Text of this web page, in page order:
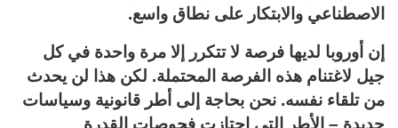
الاصطناعي والابتكار على نطاق واسع.
إن أوروبا لديها فرصة لا تتكرر إلا مرة واحدة في كل
جيل لاغتنام هذه الفرصة المحتملة. لكن هذا لن يحدث
من تلقاء نفسه. نحن بحاجة إلى أطر قانونية وسياسات
جديدة – الأطر التي اجتازت فحوصات القدرة